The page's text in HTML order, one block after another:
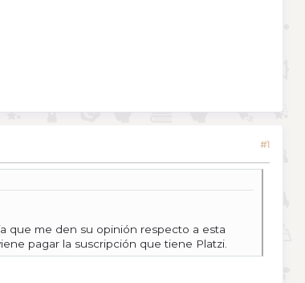
#1
que me den su opinión respecto a esta
pagar la suscripción que tiene Platzi.